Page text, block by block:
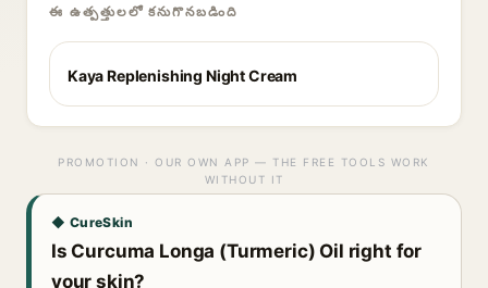
ఈ ఉత్పత్తులలో కనుగొనబడింది
Kaya Replenishing Night Cream
PROMOTION · OUR OWN APP — THE FREE TOOLS WORK
WITHOUT IT
◆ CureSkin
Is Curcuma Longa (Turmeric) Oil right for
your skin?